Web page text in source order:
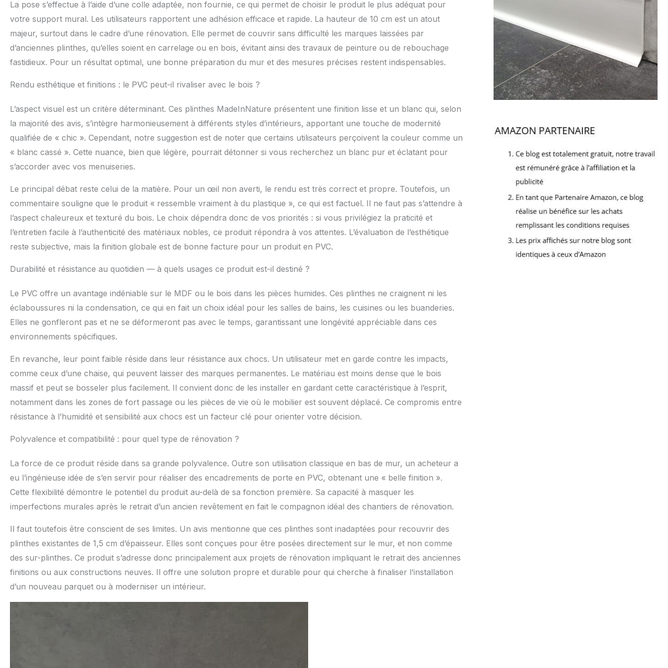
imperfections de mur lors d’une rénovation.
La pose s’effectue à l’aide d’une colle adaptée, non fournie, ce qui permet de choisir le produit le plus adéquat pour
votre support mural. Les utilisateurs rapportent une adhésion efficace et rapide. La hauteur de 10 cm est un atout
majeur, surtout dans le cadre d’une rénovation. Elle permet de couvrir sans difficulté les marques laissées par
d’anciennes plinthes, qu’elles soient en carrelage ou en bois, évitant ainsi des travaux de peinture ou de rebouchage
fastidieux. Pour un résultat optimal, une bonne préparation du mur et des mesures précises restent indispensables.
Rendu esthétique et finitions : le PVC peut-il rivaliser avec le bois ?
L’aspect visuel est un critère déterminant. Ces plinthes MadeInNature présentent une finition lisse et un blanc qui, selon
la majorité des avis, s’intègre harmonieusement à différents styles d’intérieurs, apportant une touche de modernité
qualifiée de « chic ». Cependant, notre suggestion est de noter que certains utilisateurs perçoivent la couleur comme un
« blanc cassé ». Cette nuance, bien que légère, pourrait détonner si vous recherchez un blanc pur et éclatant pour
s’accorder avec vos menuiseries.
Le principal débat reste celui de la matière. Pour un œil non averti, le rendu est très correct et propre. Toutefois, un
commentaire souligne que le produit « ressemble vraiment à du plastique », ce qui est factuel. Il ne faut pas s’attendre à
l’aspect chaleureux et texturé du bois. Le choix dépendra donc de vos priorités : si vous privilégiez la praticité et
l’entretien facile à l’authenticité des matériaux nobles, ce produit répondra à vos attentes. L’évaluation de l’esthétique
reste subjective, mais la finition globale est de bonne facture pour un produit en PVC.
Durabilité et résistance au quotidien — à quels usages ce produit est-il destiné ?
Le PVC offre un avantage indéniable sur le MDF ou le bois dans les pièces humides. Ces plinthes ne craignent ni les
éclaboussures ni la condensation, ce qui en fait un choix idéal pour les salles de bains, les cuisines ou les buanderies.
Elles ne gonfleront pas et ne se déformeront pas avec le temps, garantissant une longévité appréciable dans ces
environnements spécifiques.
En revanche, leur point faible réside dans leur résistance aux chocs. Un utilisateur met en garde contre les impacts,
comme ceux d’une chaise, qui peuvent laisser des marques permanentes. Le matériau est moins dense que le bois
massif et peut se bosseler plus facilement. Il convient donc de les installer en gardant cette caractéristique à l’esprit,
notamment dans les zones de fort passage ou les pièces de vie où le mobilier est souvent déplacé. Ce compromis entre
résistance à l’humidité et sensibilité aux chocs est un facteur clé pour orienter votre décision.
Polyvalence et compatibilité : pour quel type de rénovation ?
La force de ce produit réside dans sa grande polyvalence. Outre son utilisation classique en bas de mur, un acheteur a
eu l’ingénieuse idée de s’en servir pour réaliser des encadrements de porte en PVC, obtenant une « belle finition ».
Cette flexibilité démontre le potentiel du produit au-delà de sa fonction première. Sa capacité à masquer les
imperfections murales après le retrait d’un ancien revêtement en fait le compagnon idéal des chantiers de rénovation.
Il faut toutefois être conscient de ses limites. Un avis mentionne que ces plinthes sont inadaptées pour recouvrir des
plinthes existantes de 1,5 cm d’épaisseur. Elles sont conçues pour être posées directement sur le mur, et non comme
des sur-plinthes. Ce produit s’adresse donc principalement aux projets de rénovation impliquant le retrait des anciennes
finitions ou aux constructions neuves. Il offre une solution propre et durable pour qui cherche à finaliser l’installation
d’un nouveau parquet ou à moderniser un intérieur.